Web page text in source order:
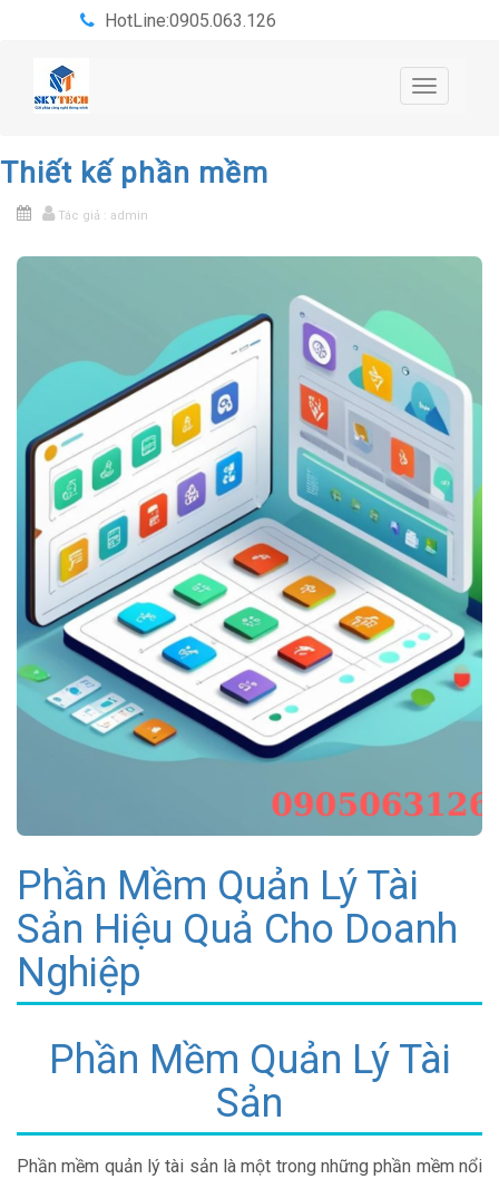
HotLine:0905.063.126
Toggle
Thiết kế phần mềm
Tác giả : admin
Phần Mềm Quản Lý Tài
Sản Hiệu Quả Cho Doanh
Nghiệp
Phần Mềm Quản Lý Tài
Sản
Phần mềm quản lý tài sản là một trong những phần mềm nổi